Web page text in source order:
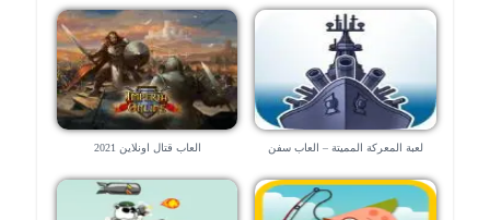
لعبة المعركة المميتة – العاب سفن العاب قتال اونلاين 2021